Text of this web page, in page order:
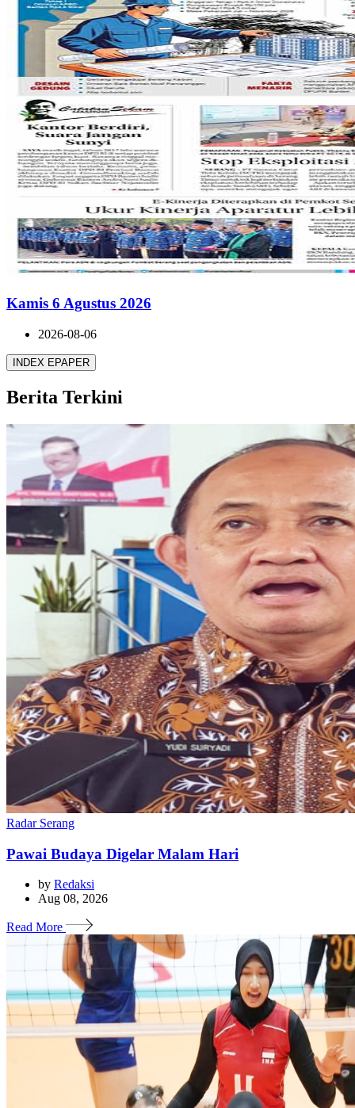
Kamis 6 Agustus 2026
2026-08-06
INDEX EPAPER
Berita Terkini
Radar Serang
Pawai Budaya Digelar Malam Hari
by Redaksi
Aug 08, 2026
Read More